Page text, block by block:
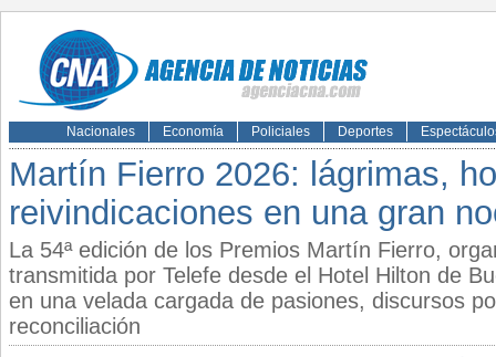
Nacionales Economía Policiales Deportes
Martín Fierro 2026: lágrimas,
reivindicaciones en una gran
La 54ª edición de los Premios Martín Fierro,
transmitida por Telefe desde el Hotel Hilton de
en una velada cargada de pasiones, discursos
reconciliación